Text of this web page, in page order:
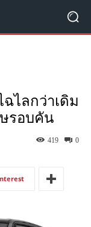
ฉไลกว่าเดิม
รอบคัน
0
419